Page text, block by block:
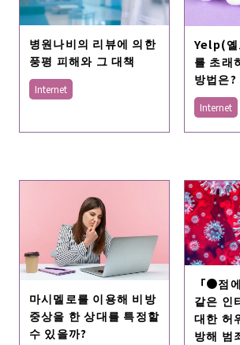
병원나비의 리뷰에 의한
풍평 피해와 그 대책
Internet
Yelp(옐
를 초래
방법은?
Internet
마시멜로를 이용해 비방
중상을 한 상대를 특정할
수 있을까?
「●점
같은 인
대한 허
방해 범